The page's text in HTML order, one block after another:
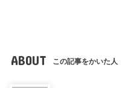
ABOUT この記事をかいた人